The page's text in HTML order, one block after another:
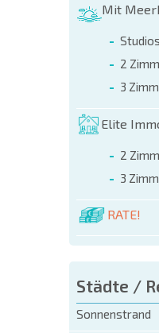
Mit
Studios
2
3
Elite
2
3
RATE!
Städte /
Sonnenstrand